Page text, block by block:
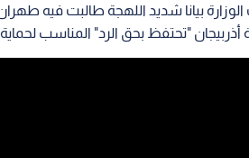
بيانا شديد اللهجة طالبت فيه
"تحتفظ بحق الرد" المناسب